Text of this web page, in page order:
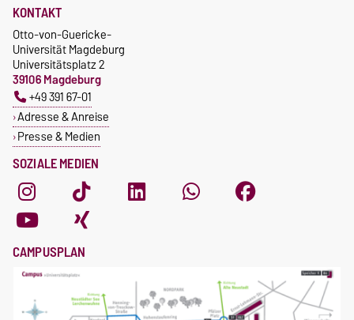
SOZIALE MEDIEN
KONTAKT
Otto-von-Guericke-
Universität Magdeburg
Universitätsplatz 2
39106 Magdeburg
+49 391 67-01
Adresse & Anreise
Presse & Medien
CAMPUSPLAN